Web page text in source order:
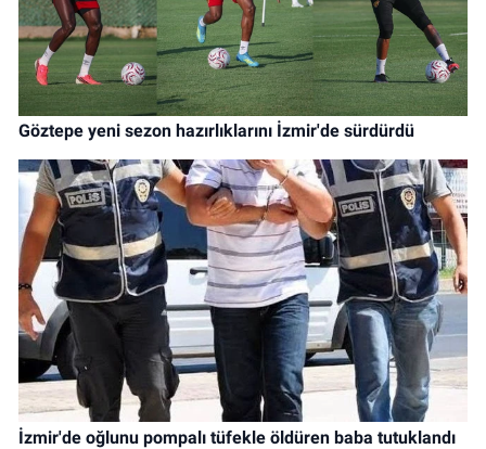
Göztepe yeni sezon hazırlıklarını İzmir'de sürdürdü
İzmir'de oğlunu pompalı tüfekle öldüren baba tutuklandı